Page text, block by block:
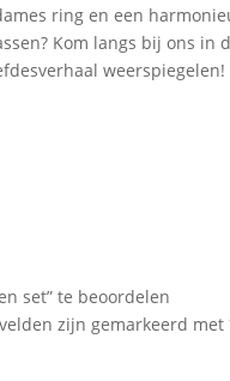
ring en een
Kom langs bij ons in
weerspiegelen!
set” te beoordelen
zijn gemarkeerd met